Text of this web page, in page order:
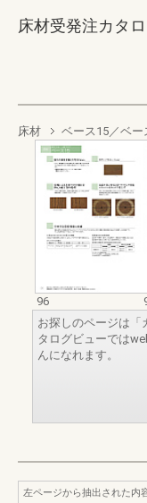
床材受発注カタ
床材 ベース15／ベー
96
お探しのページは「
タログビューでは
んになれます。
左ページから抽出された内